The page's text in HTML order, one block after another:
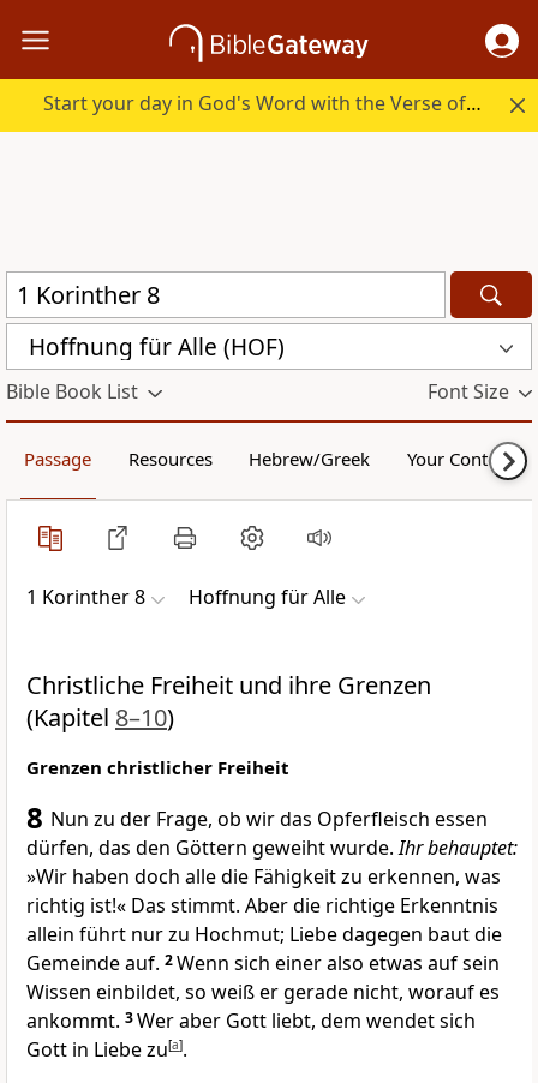
Start your day in God's Word with the Verse of the Day.
Hoffnung für Alle (HOF)
Bible Book List Font Size
Passage Resources Hebrew/Greek Your Content
1 Korinther 8 Hoffnung für Alle
Christliche Freiheit und ihre Grenzen
(Kapitel 8–10)
Grenzen christlicher Freiheit
8 Nun zu der Frage, ob wir das Opferfleisch essen
dürfen, das den Göttern geweiht wurde.Ihr behauptet:
»Wir haben doch alle die Fähigkeit zu erkennen, was
richtig ist!« Das stimmt. Aber die richtige Erkenntnis
allein führt nur zu Hochmut; Liebe dagegen baut die
Gemeinde auf. 2Wenn sich einer also etwas auf sein
Wissen einbildet, so weiß er gerade nicht, worauf es
ankommt. 3Wer aber Gott liebt, dem wendet sich
Gott in Liebe zu[a].